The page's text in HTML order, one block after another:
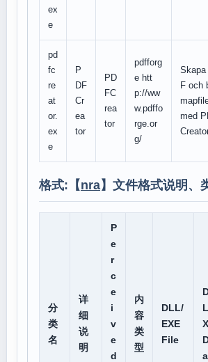
ex
e
pd
fc
re
at
or.
ex
e
P
DF
Cr
ea
tor
PD
FC
rea
tor
pdfforg
e htt
p://ww
w.pdffo
rge.or
g/
Skapa
F och
med
格式:【nra】文件格式说明、
分
类
名
详
细
说
明
P
e
r
c
e
i
v
e
d
内
容
类
型
DLL/
EXE
File